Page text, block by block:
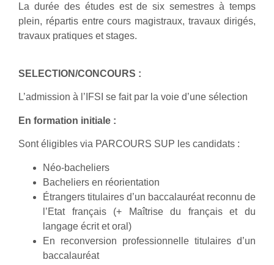
La durée des études est de six semestres à temps
plein, répartis entre cours magistraux, travaux dirigés,
travaux pratiques et stages.
SELECTION/CONCOURS :
L’admission à l’IFSI se fait par la voie d’une sélection
En formation initiale :
Sont éligibles via PARCOURS SUP les candidats :
Néo-bacheliers
Bacheliers en réorientation
Étrangers titulaires d’un baccalauréat reconnu de
l’Etat français (+ Maîtrise du français et du
langage écrit et oral)
En reconversion professionnelle titulaires d’un
baccalauréat